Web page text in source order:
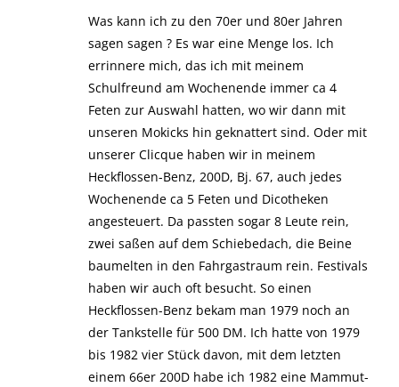
Was kann ich zu den 70er und 80er Jahren
sagen sagen ? Es war eine Menge los. Ich
errinnere mich, das ich mit meinem
Schulfreund am Wochenende immer ca 4
Feten zur Auswahl hatten, wo wir dann mit
unseren Mokicks hin geknattert sind. Oder mit
unserer Clicque haben wir in meinem
Heckflossen-Benz, 200D, Bj. 67, auch jedes
Wochenende ca 5 Feten und Dicotheken
angesteuert. Da passten sogar 8 Leute rein,
zwei saßen auf dem Schiebedach, die Beine
baumelten in den Fahrgastraum rein. Festivals
haben wir auch oft besucht. So einen
Heckflossen-Benz bekam man 1979 noch an
der Tankstelle für 500 DM. Ich hatte von 1979
bis 1982 vier Stück davon, mit dem letzten
einem 66er 200D habe ich 1982 eine Mammut-